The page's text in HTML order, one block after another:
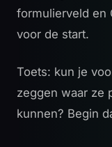
formulierveld en
voor de start.
Toets: kun je
zeggen waar ze
kunnen? Begin